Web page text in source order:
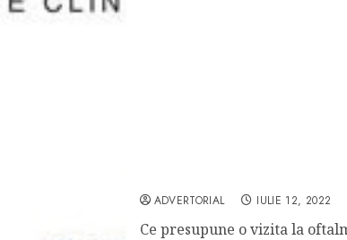
ADVERTORIAL IULIE 12, 2022
Ce presupune o vizita la